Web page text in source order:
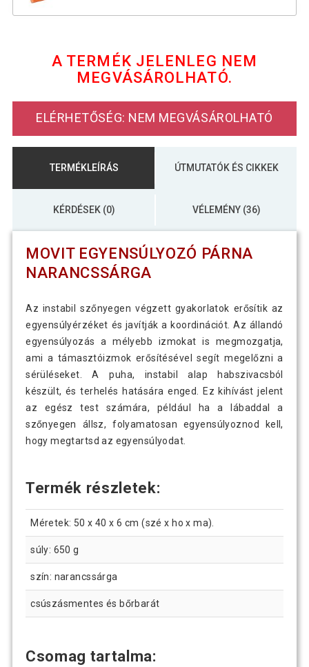
11 190 Ft
MOVIT Egyensúlyozó párna rózsaszín
22 090 Ft
11 290 Ft
MOVIT Egyensúlyozó párna sárga 20 790 Ft
MOVIT Egyensúlyozó párna szürke 11 690 Ft
A TERMÉK JELENLEG NEM
MEGVÁSÁROLHATÓ.
ELÉRHETŐSÉG: NEM MEGVÁSÁROLHATÓ
TERMÉKLEÍRÁS ÚTMUTATÓK ÉS CIKKEK
KÉRDÉSEK (0) VÉLEMÉNY (36)
MOVIT EGYENSÚLYOZÓ PÁRNA
NARANCSSÁRGA
Az instabil szőnyegen végzett gyakorlatok erősítik az
egyensúlyérzéket és javítják a koordinációt. Az állandó
egyensúlyozás a mélyebb izmokat is megmozgatja,
ami a támasztóizmok erősítésével segít megelőzni a
sérüléseket. A puha, instabil alap habszivacsból
készült, és terhelés hatására enged. Ez kihívást jelent
az egész test számára, például ha a lábaddal a
szőnyegen állsz, folyamatosan egyensúlyoznod kell,
hogy megtartsd az egyensúlyodat.
Termék részletek:
Méretek: 50 x 40 x 6 cm (szé x ho x ma).
súly: 650 g
szín: narancssárga
csúszásmentes és bőrbarát
Csomag tartalma: